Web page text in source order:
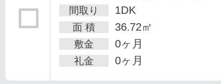
間取り
1DK
面 積 36.72㎡
敷金 0ヶ月
礼金 0ヶ月